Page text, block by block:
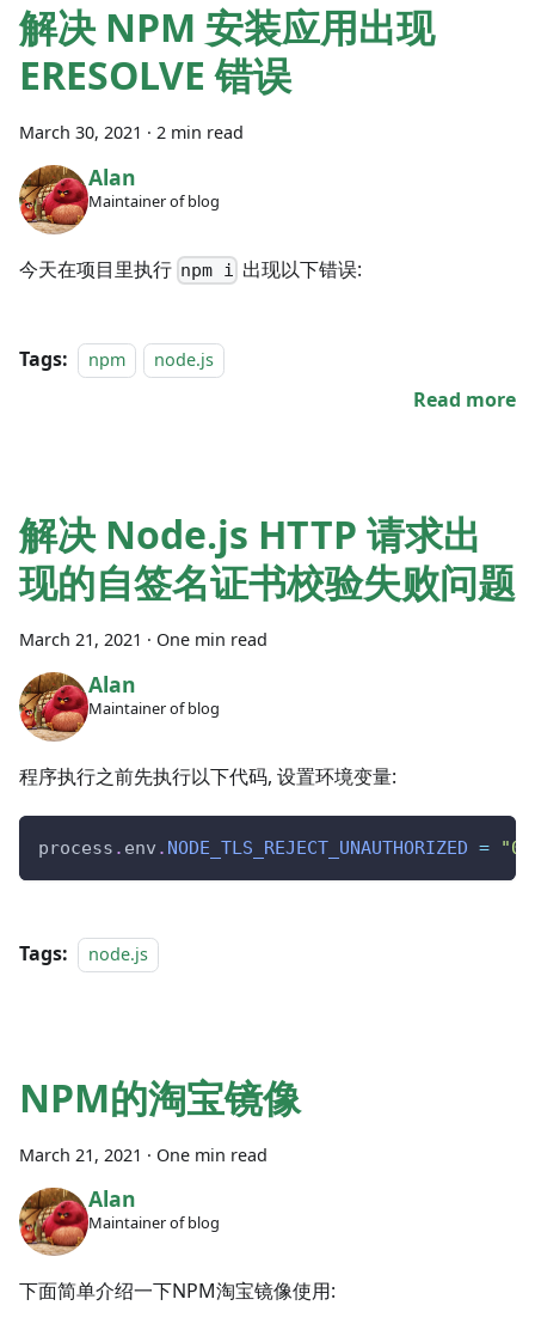
解决 NPM 安装应用出现
ERESOLVE 错误
March 30, 2021 · 2 min read
Alan
Maintainer of blog
今天在项目里执行 npm i 出现以下错误:
Tags: npm node.js
Read more
解决 Node.js HTTP 请求出
现的自签名证书校验失败问题
March 21, 2021 · One min read
Alan
Maintainer of blog
程序执行之前先执行以下代码, 设置环境变量:
process . env . NODE_TLS_REJECT_UNAUTHORIZED = "0"
Tags: node.js
NPM的淘宝镜像
March 21, 2021 · One min read
Alan
Maintainer of blog
下面简单介绍一下NPM淘宝镜像使用: